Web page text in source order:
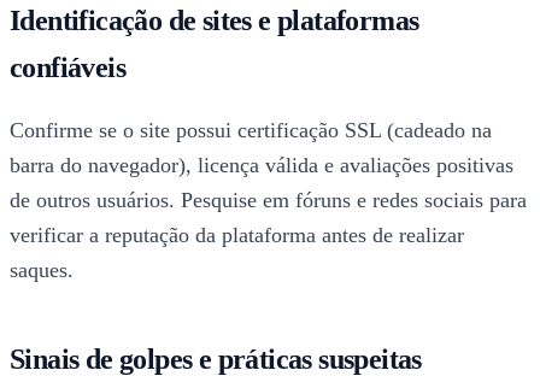
Identificação de sites e plataformas
confiáveis
Confirme se o site possui certificação SSL (cadeado na
barra do navegador), licença válida e avaliações positivas
de outros usuários. Pesquise em fóruns e redes sociais para
verificar a reputação da plataforma antes de realizar
saques.
Sinais de golpes e práticas suspeitas